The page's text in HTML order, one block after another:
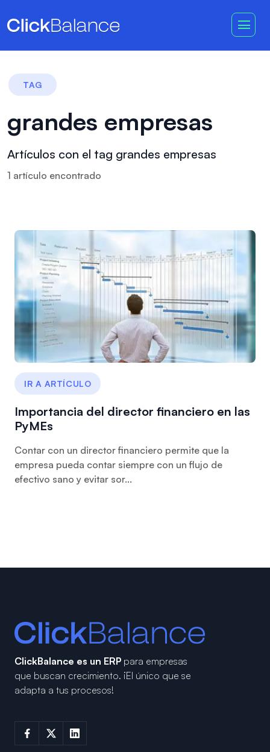
TAG
grandes empresas
Artículos con el tag grandes empresas
1 artículo encontrado
IR A ARTÍCULO
Importancia del director financiero en las
PyMEs
Contar con un director financiero permite que la
empresa pueda contar siempre con un flujo de
efectivo sano y evitar sor...
ClickBalance es un ERP para empresas
que buscan crecimiento. ¡El único que se
adapta a tus procesos!